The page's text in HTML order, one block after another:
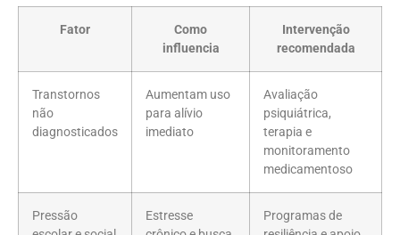
Fator
Como
influencia
Intervenção
recomendada
Transtornos
não
diagnosticados
Aumentam uso
para alívio
imediato
Avaliação
psiquiátrica,
terapia e
monitoramento
medicamentoso
Pressão
Estresse
Programas de